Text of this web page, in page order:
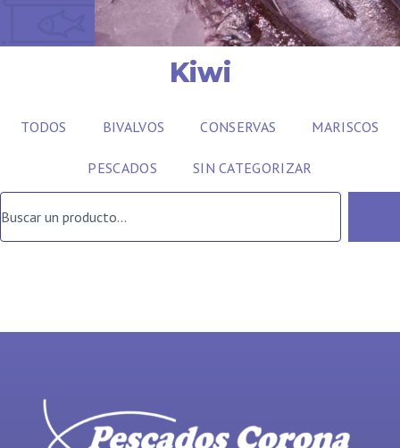
Kiwi
TODOS BIVALVOS CONSERVAS MARISCOS
PESCADOS SIN CATEGORIZAR